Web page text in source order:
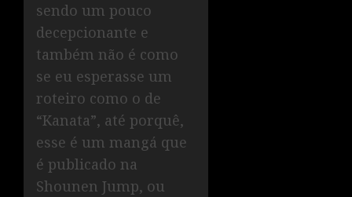
sendo um pouco
decepcionante e
também não é como
se eu esperasse um
roteiro como o de
“Kanata”, até porquê,
esse é um mangá que
é publicado na
Shounen Jump, ou